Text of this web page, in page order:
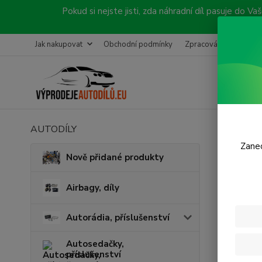
Pokud si nejste jisti, zda náhradní díl pasuje do
Jak nakupovat Obchodní podmínky Zpracování objednávky
AUTODÍLY
Nově přidané produkty
Airbagy, díly
Autorádia, příslušenství
Autosedačky,
příslušenství